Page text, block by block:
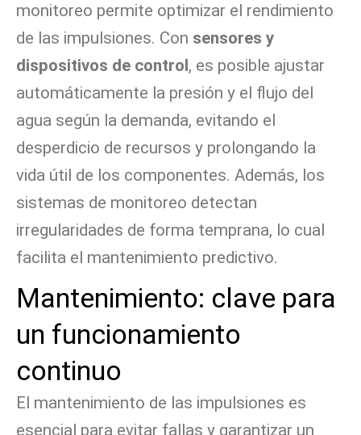
monitoreo permite optimizar el rendimiento
de las impulsiones. Con sensores y
dispositivos de control, es posible ajustar
automáticamente la presión y el flujo del
agua según la demanda, evitando el
desperdicio de recursos y prolongando la
vida útil de los componentes. Además, los
sistemas de monitoreo detectan
irregularidades de forma temprana, lo cual
facilita el mantenimiento predictivo.
Mantenimiento: clave para
un funcionamiento
continuo
El mantenimiento de las impulsiones es
esencial para evitar fallas y garantizar un